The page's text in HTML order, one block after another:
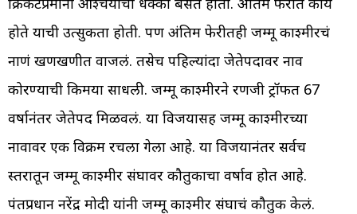
होते याची उत्सुकता होती. पण अंतिम फेरीतही जम्मू काश्मीरचं
नाणं खणखणीत वाजलं. तसेच पहिल्यांदा जेतेपदावर नाव
कोरण्याची किमया साधली. जम्मू काश्मीरने रणजी ट्रॉफीत 67
वर्षानंतर जेतेपद मिळवलं. या विजयासह जम्मू काश्मीरच्या
नावावर एक विक्रम रचला गेला आहे. या विजयानंतर सर्वच
स्तरातून जम्मू काश्मीर संघावर कौतुकाचा वर्षाव होत आहे.
पंतप्रधान नरेंद्र मोदी यांनी जम्मू काश्मीर संघाचं कौतुक केलं.